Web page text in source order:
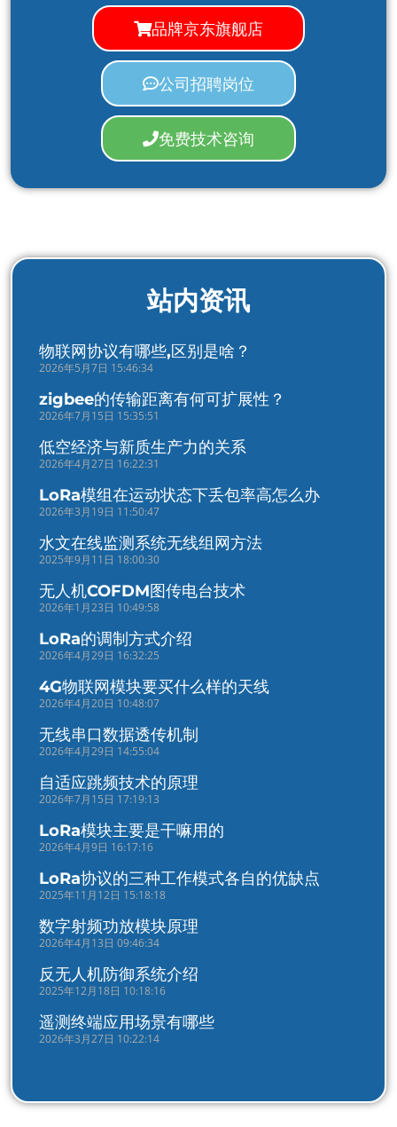
品牌京东旗舰店
公司招聘岗位
免费技术咨询
站内资讯
物联网协议有哪些,区别是啥？
2026年5月7日 15:46:34
zigbee的传输距离有何可扩展性？
2026年7月15日 15:35:51
低空经济与新质生产力的关系
2026年4月27日 16:22:31
LoRa模组在运动状态下丢包率高怎么办
2026年3月19日 11:50:47
水文在线监测系统无线组网方法
2025年9月11日 18:00:30
无人机COFDM图传电台技术
2026年1月23日 10:49:58
LoRa的调制方式介绍
2026年4月29日 16:32:25
4G物联网模块要买什么样的天线
2026年4月20日 10:48:07
无线串口数据透传机制
2026年4月29日 14:55:04
自适应跳频技术的原理
2026年7月15日 17:19:13
LoRa模块主要是干嘛用的
2026年4月9日 16:17:16
LoRa协议的三种工作模式各自的优缺点
2025年11月12日 15:18:18
数字射频功放模块原理
2026年4月13日 09:46:34
反无人机防御系统介绍
2025年12月18日 10:18:16
遥测终端应用场景有哪些
2026年3月27日 10:22:14